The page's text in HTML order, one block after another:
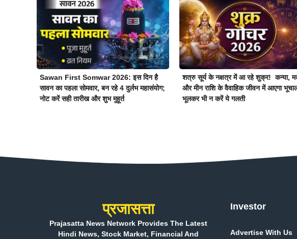
Sawan First Somwar 2026: इस दिन है
सावन का पहला सोमवार, बन रहे 4 दुर्लभ महासंयोग;
नोट करें सही तारीख और शुभ मुहूर्त
शत्रु सूर्य के नक्षत्र में आ रहे शुक्र! कन्या,
और मीन राशि के वैवाहिक जीवन में आएगा
भूलकर भी न करें ये गलती
प्रजासत्ता
Prajasatta News Network Provides The Latest
Hindi News, Stock Market, Financial And
Investor
Advertise With Us